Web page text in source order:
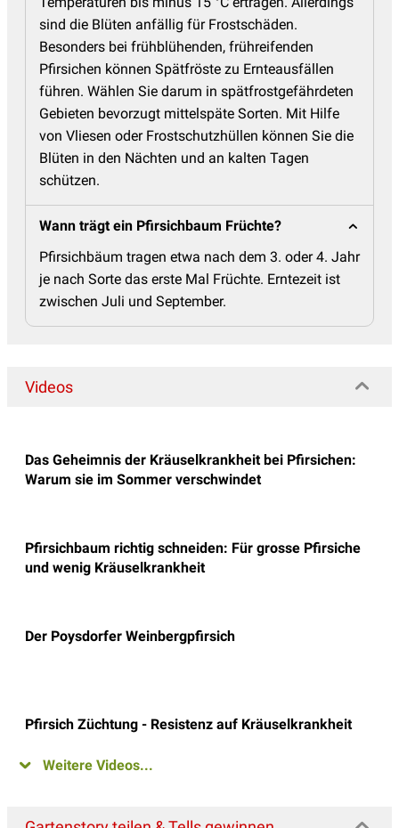
sind die Blüten anfällig für Frostschäden.
Besonders bei frühblühenden, frühreifenden
Pfirsichen können Spätfröste zu Ernteausfällen
führen. Wählen Sie darum in spätfrostgefährdeten
Gebieten bevorzugt mittelspäte Sorten. Mit Hilfe
von Vliesen oder Frostschutzhüllen können Sie die
Blüten in den Nächten und an kalten Tagen
schützen.
Wann trägt ein Pfirsichbaum Früchte?
Pfirsichbäum tragen etwa nach dem 3. oder 4. Jahr
je nach Sorte das erste Mal Früchte. Erntezeit ist
zwischen Juli und September.
Videos
Das Geheimnis der Kräuselkrankheit bei Pfirsichen:
Warum sie im Sommer verschwindet
Pfirsichbaum richtig schneiden: Für grosse Pfirsiche
und wenig Kräuselkrankheit
Der Poysdorfer Weinbergpfirsich
Pfirsich Züchtung - Resistenz auf Kräuselkrankheit
Weitere Videos...